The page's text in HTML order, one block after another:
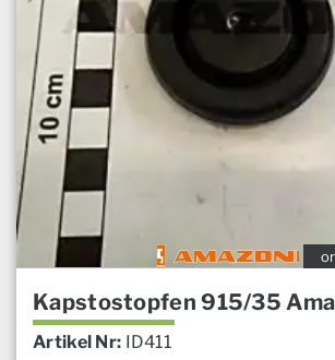
Kapstostopfen 915/35
Artikel Nr: ID411